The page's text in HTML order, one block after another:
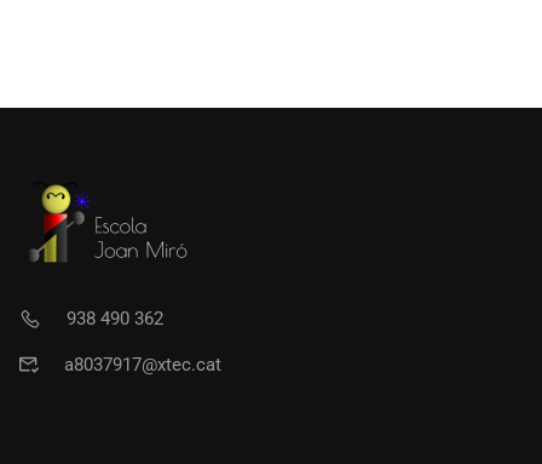
938 490 362
a8037917@xtec.cat